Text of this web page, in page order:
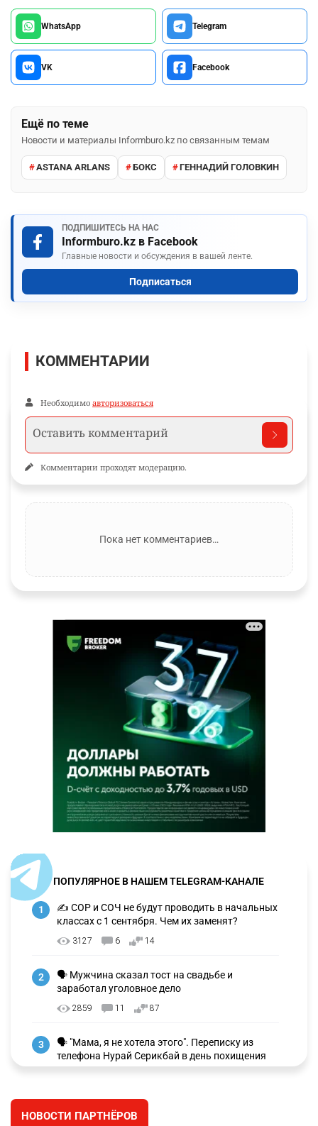
WhatsApp Telegram
VK Facebook
Ещё по теме
Новости и материалы Informburo.kz по связанным темам
ASTANA ARLANS БОКС ГЕННАДИЙ ГОЛОВКИН
ПОДПИШИТЕСЬ НА НАС
Informburo.kz в Facebook
Главные новости и обсуждения в вашей ленте.
Подписаться
КОММЕНТАРИИ
Необходимо авторизоваться
Комментарии проходят модерацию.
Пока нет комментариев…
ПОПУЛЯРНОЕ В НАШЕМ TELEGRAM-КАНАЛЕ
1
✍️ СОР и СОЧ не будут проводить в начальных
классах с 1 сентября. Чем их заменят?
3127 6 14
2
🗣 Мужчина сказал тост на свадьбе и
заработал уголовное дело
2859 11 87
3
🗣 "Мама, я не хотела этого". Переписку из
телефона Нурай Серикбай в день похищения
зачитали в суде
⚠️ Доброе утро, друзья! Предлагаем обзор
НОВОСТИ ПАРТНЁРОВ